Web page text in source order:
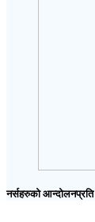
नर्सहरुको